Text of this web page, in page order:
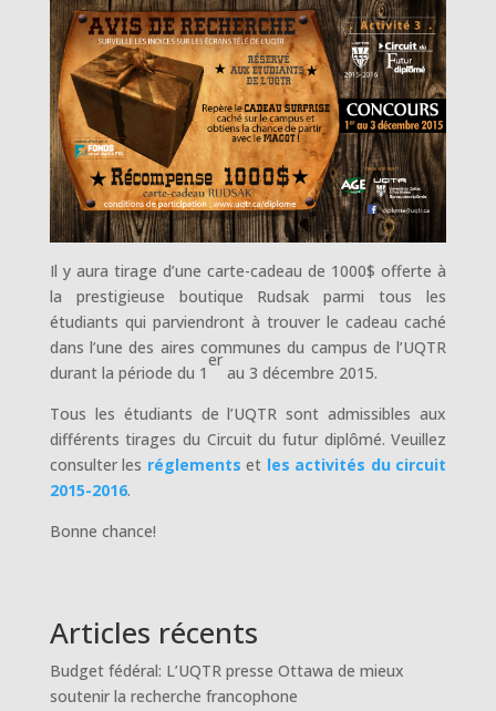
Il y aura tirage d’une carte-cadeau de 1000$ offerte à
la prestigieuse boutique Rudsak parmi tous les
étudiants qui parviendront à trouver le cadeau caché
dans l’une des aires communes du campus de l’UQTR
durant la période du 1
er
au 3 décembre 2015.
Tous les étudiants de l’UQTR sont admissibles aux
différents tirages du Circuit du futur diplômé. Veuillez
consulter les réglements et les activités du circuit
2015-2016.
Bonne chance!
Articles récents
Budget fédéral: L’UQTR presse Ottawa de mieux
soutenir la recherche francophone